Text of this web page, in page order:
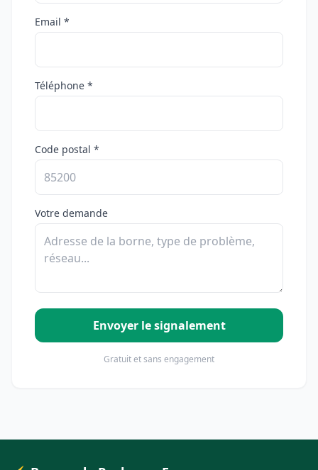
Email *
Téléphone *
Code postal *
Votre demande
Envoyer le signalement
Gratuit et sans engagement